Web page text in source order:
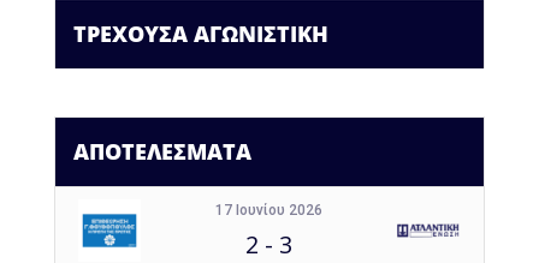
ΤΡΕΧΟΥΣΑ ΑΓΩΝΙΣΤΙΚΗ
ΑΠΟΤΕΛΕΣΜΑΤΑ
17 Ιουνίου 2026
2 - 3